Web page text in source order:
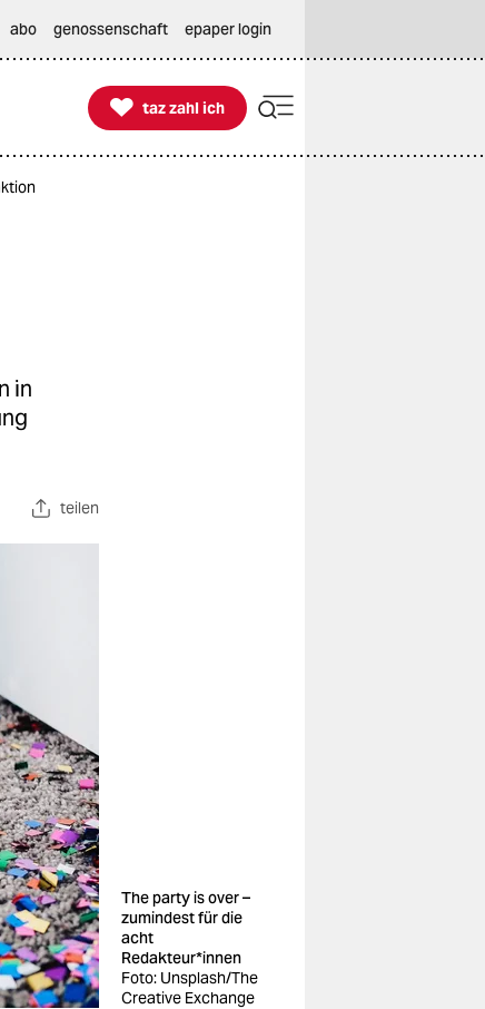
abo genossenschaft epaper login

taz zahl ich
taz zahl ich
in
teilen
The party is over –
zumindest für die
acht
Redakteur*innen
Foto: Unsplash/The
Creative Exchange